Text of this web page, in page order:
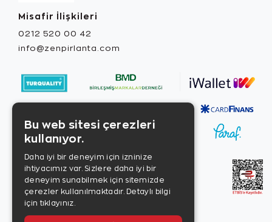
Misafir İlişkileri
0212 520 00 42
info@zenpirlanta.com
Bu web sitesi çerezleri
kullanıyor.
Daha iyi bir deneyim için izninize
ihtiyacımız var. Sizlere daha iyi bir
deneyim sunabilmek için sitemizde
çerezler kullanılmaktadır. Detaylı bilgi
için tıklayınız.